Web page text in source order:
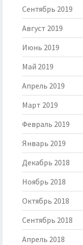
Сентябрь 2019
Август 2019
Июнь 2019
Май 2019
Апрель 2019
Март 2019
Февраль 2019
Январь 2019
Декабрь 2018
Ноябрь 2018
Октябрь 2018
Сентябрь 2018
Апрель 2018